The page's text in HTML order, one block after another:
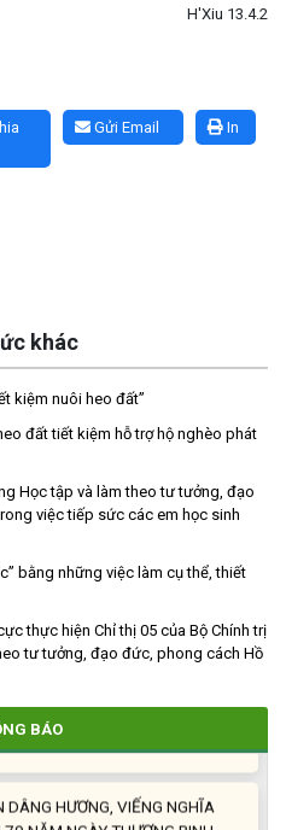
H'Xiu 13.4.2
In
Gửi Email
khác
kiệm nuôi heo đất”
đất tiết kiệm hỗ trợ hộ nghèo phát
Học tập và làm theo tư tưởng, đạo
việc tiếp sức các em học sinh
bằng những việc làm cụ thể, thiết
thực hiện Chỉ thị 05 của Bộ Chính trị
tư tưởng, đạo đức, phong cách Hồ
BÁO
KIẾM, QUY TẬP VÀ XÁC ĐỊNH
TẶNG QUÀ CÁC GIA ĐÌNH
BINH - LIỆT SĨ 27/7
SƠ KẾT CÔNG TÁC HỘI 6
TỔ CHỨC CHI HỘI SAU SÁP
DÂNG HƯƠNG, VIẾNG NGHĨA
NĂM NGÀY THƯƠNG BINH -